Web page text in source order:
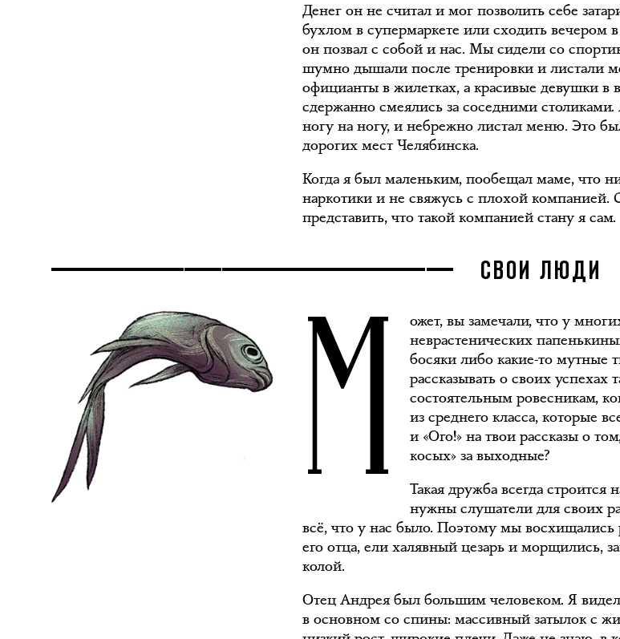
Денег он не считал и мог позволить себе
бухлом в супермаркете или сходить вечером
он позвал с собой и нас. Мы сидели со
шумно дышали после тренировки и листали
официанты в жилетках, а красивые девушки в
сдержанно смеялись за соседними
ногу на ногу, и небрежно листал меню. Это
дорогих мест Челябинска.
Когда я был маленьким, пообещал маме, что
наркотики и не свяжусь с плохой
представить, что такой компанией стану я сам.
СВОИ ЛЮДИ
М
ожет, вы замечали, что у
неврастенических
босяки либо какие-то мутные
рассказывать о своих успехах
состоятельным ровесникам,
из среднего класса, которые
и «Ого!» на твои рассказы о
косых» за выходные?
Такая дружба всегда строится
нужны слушатели для своих
всё, что у нас было. Поэтому мы восхищались
его отца, ели халявный цезарь и морщились,
колой.
Отец Андрея был большим человеком. Я
в основном со спины: массивный затылок с